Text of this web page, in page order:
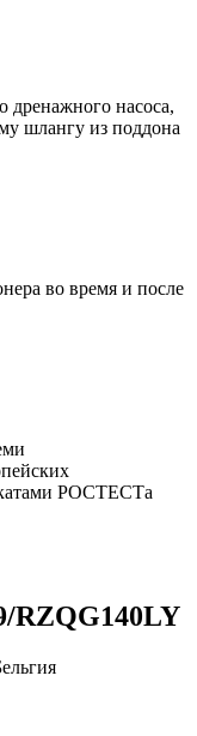
дренажного насоса,
шлангу из поддона
во время и после
РОСТЕСТа
RZQG140LY